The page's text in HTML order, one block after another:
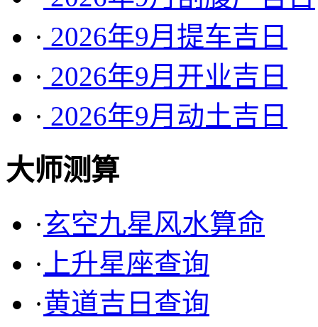
· 2026年9月提车吉日
· 2026年9月开业吉日
· 2026年9月动土吉日
大师测算
·玄空九星风水算命
· 上升星座查询
·黄道吉日查询